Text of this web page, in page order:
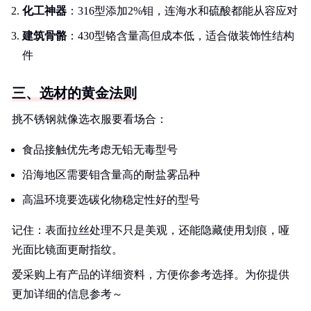
化工神器 ：316型添加2%钼，连海水和硫酸都能从容应对
建筑骨骼：430型铬含量高但成本低，适合做装饰性结构
件
三、选材的黄金法则
挑不锈钢就像选衣服要看场合：
食品接触优先考虑无铅无毒型号
沿海地区需要钼含量高的耐盐雾品种
高温环境要选碳化物稳定性好的型号
记住：表面拉丝处理不只是美观，还能隐藏使用划痕，哑
光面比镜面更耐指纹。
爱采购上有产品的详细资料，方便你参考选择。为你提供
更加详细的信息参考～